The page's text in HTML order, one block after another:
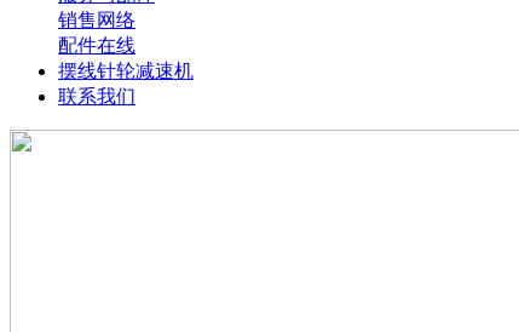
销售网络
配件在线
摆线针轮减速机
联系我们